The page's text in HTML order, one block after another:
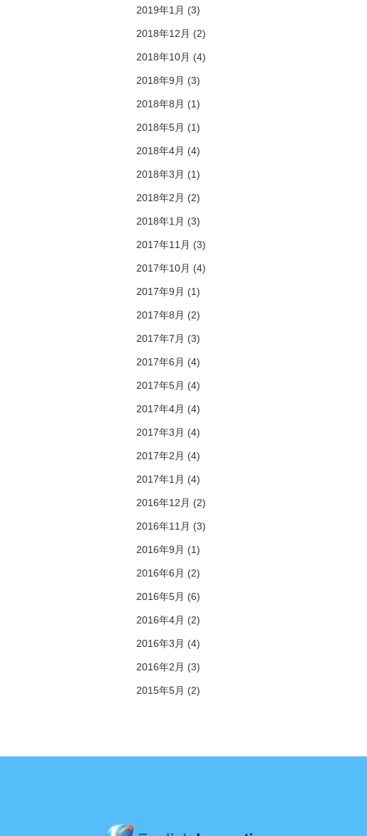
2019年1月 (3)
2018年12月 (2)
2018年10月 (4)
2018年9月 (3)
2018年8月 (1)
2018年5月 (1)
2018年4月 (4)
2018年3月 (1)
2018年2月 (2)
2018年1月 (3)
2017年11月 (3)
2017年10月 (4)
2017年9月 (1)
2017年8月 (2)
2017年7月 (3)
2017年6月 (4)
2017年5月 (4)
2017年4月 (4)
2017年3月 (4)
2017年2月 (4)
2017年1月 (4)
2016年12月 (2)
2016年11月 (3)
2016年9月 (1)
2016年6月 (2)
2016年5月 (6)
2016年4月 (2)
2016年3月 (4)
2016年2月 (3)
2015年5月 (2)